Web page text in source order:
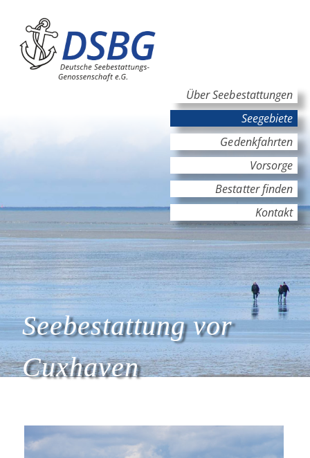
Hauptinhalt
Hauptnavigation
Über Seebestattungen
Seegebiete
Gedenkfahrten
Vorsorge
Bestatter finden
Kontakt
Seebestattung vor
Cuxhaven